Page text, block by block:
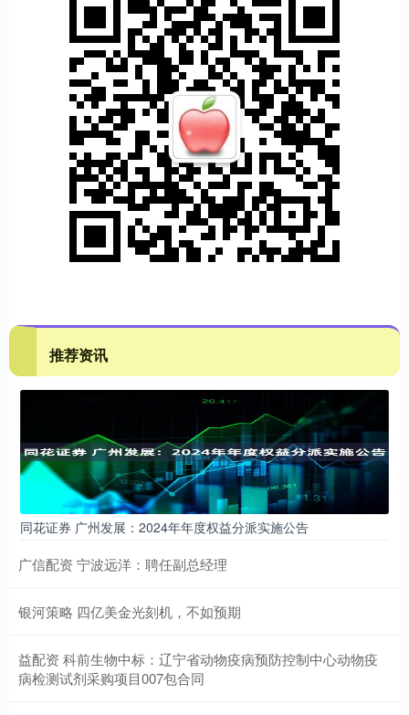
推荐资讯
同花证券 广州发展：2024年年度权益分派实施公告
广信配资 宁波远洋：聘任副总经理
银河策略 四亿美金光刻机，不如预期
益配资 科前生物中标：辽宁省动物疫病预防控制中心动物疫
病检测试剂采购项目007包合同